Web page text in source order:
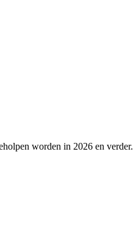
worden in 2026 en verder.